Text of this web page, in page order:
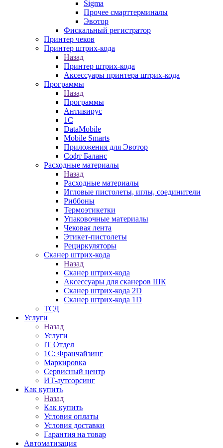
Sigma
Прочее смарттерминалы
Эвотор
Фискальный регистратор
Принтер чеков
Принтер штрих-кода
Назад
Принтер штрих-кода
Аксессуары принтера штрих-кода
Программы
Назад
Программы
Антивирус
1С
DataMobile
Mobile Smarts
Приложения для Эвотор
Софт Баланс
Расходные материалы
Назад
Расходные материалы
Игловые пистолеты, иглы, соединители
Риббоны
Термоэтикетки
Упаковочные материалы
Чековая лента
Этикет-пистолеты
Рециркуляторы
Сканер штрих-кода
Назад
Сканер штрих-кода
Аксессуары для сканеров ШК
Сканер штрих-кода 2D
Сканер штрих-кода 1D
ТСД
Услуги
Назад
Услуги
IT Отдел
1С: Франчайзинг
Маркировка
Сервисный центр
ИТ-аутсорсинг
Как купить
Назад
Как купить
Условия оплаты
Условия доставки
Гарантия на товар
Автоматизация